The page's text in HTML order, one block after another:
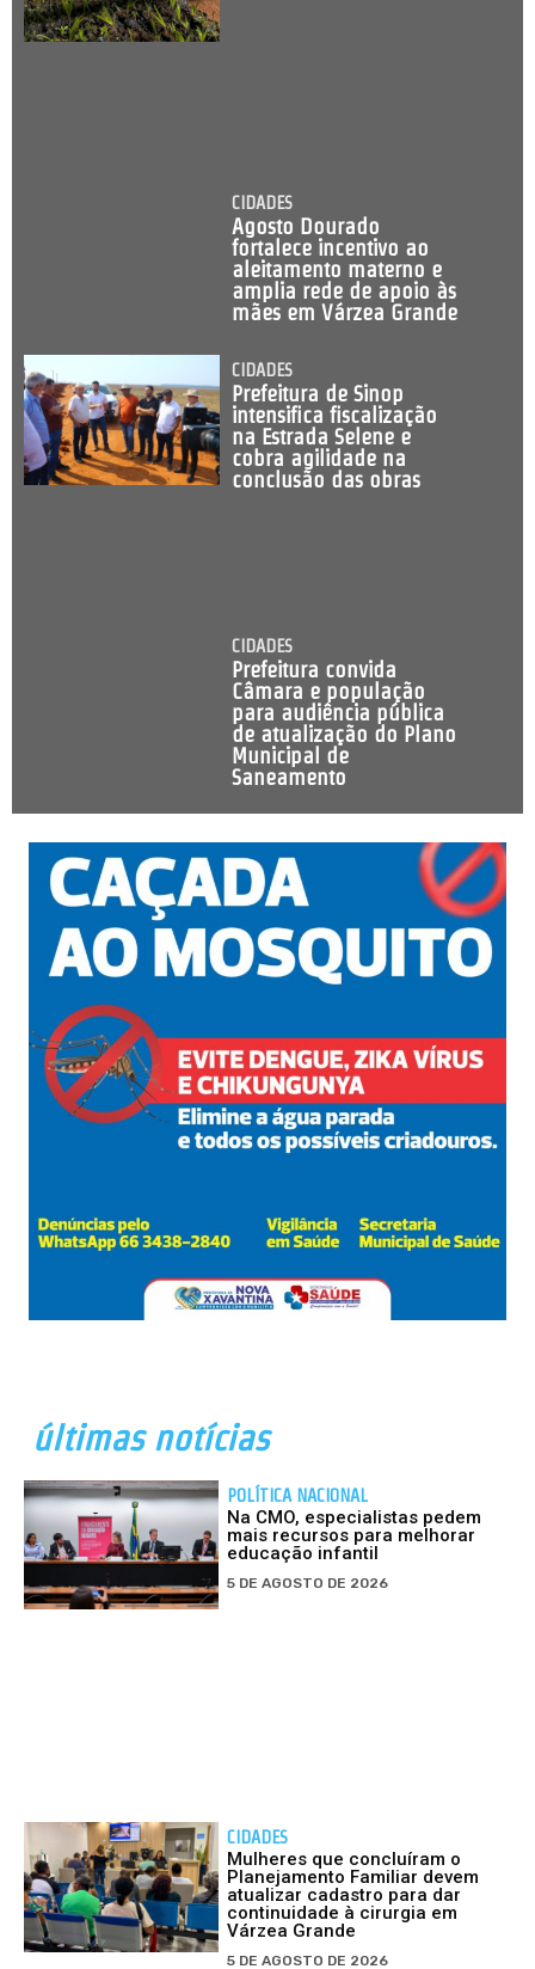
CIDADES
Agosto Dourado
fortalece incentivo ao
aleitamento materno e
amplia rede de apoio às
mães em Várzea Grande
CIDADES
Prefeitura de Sinop
intensifica fiscalização
na Estrada Selene e
cobra agilidade na
conclusão das obras
CIDADES
Prefeitura convida
Câmara e população
para audiência pública
de atualização do Plano
Municipal de
Saneamento
últimas notícias
POLÍTICA NACIONAL
Na CMO, especialistas pedem
mais recursos para melhorar
educação infantil
5 DE AGOSTO DE 2026
CIDADES
Mulheres que concluíram o
Planejamento Familiar devem
atualizar cadastro para dar
continuidade à cirurgia em
Várzea Grande
5 DE AGOSTO DE 2026